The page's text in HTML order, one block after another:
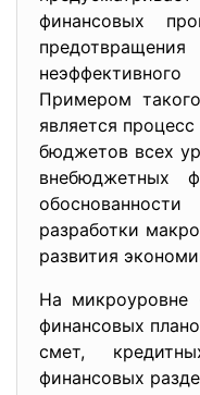
финансовых
Примером
является
бюджетов всех
внебюджетных
разработки
развития
На микроуровне
финансовых
смет,
финансовых